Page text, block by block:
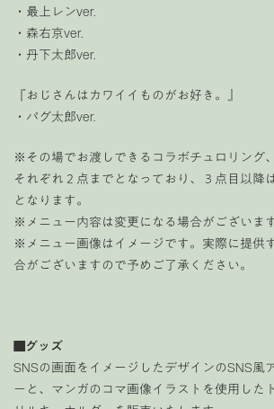
・最上レンver.
・森右京ver.
・丹下太郎ver.
『おじさんはカワイイものがお好き。』
・パグ太郎ver.
※その場でお渡しできるコラボチュロリング
それぞれ２点までとなっており、３点目以降
となります。
※メニュー内容は変更になる場合がございます
※メニュー画像はイメージです。実際に提供
合がございますので予めご了承ください。
■グッズ
SNSの画面をイメージしたデザインのSNS風
ーと、マンガのコマ画像イラストを使用した